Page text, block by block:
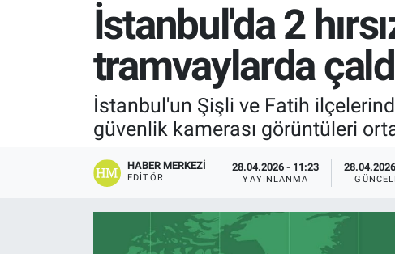
İstanbul'da 2
tramvaylarda
İstanbul'un Şişli ve Fatih
güvenlik kamerası görüntüleri
HABER MERKEZI
EDITÖR
28.04.2026 - 11:23
YAYINLANMA
Ekonomi
Magazin
İstanbul Namaz Vakitleri
Trafik Durumu
Süper Lig Puan Durumu ve Fikstür
Tüm Manşetler
Son Dakika Haberleri